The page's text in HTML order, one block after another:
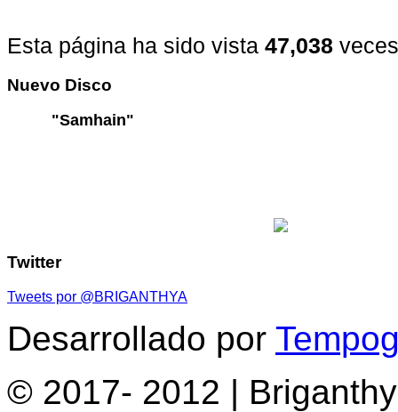
Esta página ha sido vista 47,038
Nuevo Disco
"Samhain"
Twitter
Tweets por @BRIGANTHYA
Desarrollado por
© 2017- 2012 |